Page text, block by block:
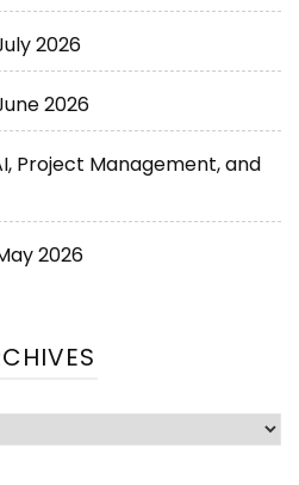
2026
2026
Project Management, and
2026